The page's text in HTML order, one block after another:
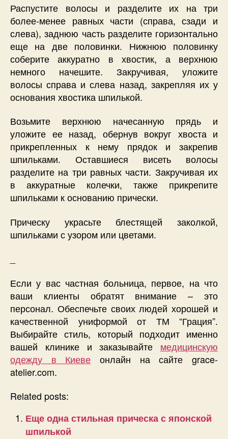
Распустите волосы и разделите их на три
более-менее равных части (справа, сзади и
слева), заднюю часть разделите горизонтально
еще на две половинки. Нижнюю половинку
соберите аккуратно в хвостик, а верхнюю
немного начешите. Закручивая, уложите
волосы справа и слева назад, закрепляя их у
основания хвостика шпилькой.
Возьмите верхнюю начесанную прядь и
уложите ее назад, обернув вокруг хвоста и
прикрепленных к нему прядок и закрепив
шпильками. Оставшиеся висеть волосы
разделите на три равных части. Закручивая их
в аккуратные колечки, также прикрепите
шпильками к основанию прически.
Прическу украсьте блестящей заколкой,
шпильками с узором или цветами.
Если у вас частная больница, первое, на что
ваши клиенты обратят внимание – это
персонал. Обеспечьте своих людей хорошей и
качественной униформой от ТМ “Грация”.
Выбирайте стиль, который подходит именно
вашей клинике и заказывайте медицинскую
одежду в Киеве онлайн на сайте grace-
atelier.com.
Related posts:
Еще одна стильная прическа с японской
шпилькой